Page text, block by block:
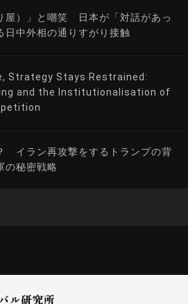
屋）」と嘲笑 日本が「対話があっ
日中外相の通りすがり接触
Strategy Stays Restrained:
and the Institutionalisation of
イラン再攻撃をするトランプの背
の秘密戦略